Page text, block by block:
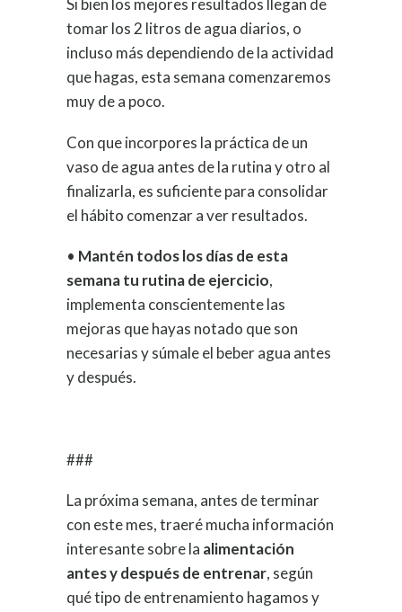
Si bien los mejores resultados llegan de
tomar los 2 litros de agua diarios, o
incluso más dependiendo de la actividad
que hagas, esta semana comenzaremos
muy de a poco.
Con que incorpores la práctica de un
vaso de agua antes de la rutina y otro al
finalizarla, es suficiente para consolidar
el hábito comenzar a ver resultados.
• Mantén todos los días de esta
semana tu rutina de ejercicio,
implementa conscientemente las
mejoras que hayas notado que son
necesarias y súmale el beber agua antes
y después.
###
La próxima semana, antes de terminar
con este mes, traeré mucha información
interesante sobre la alimentación
antes y después de entrenar, según
qué tipo de entrenamiento hagamos y